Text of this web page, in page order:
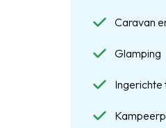
Caravan
Glamping
Ingerichte